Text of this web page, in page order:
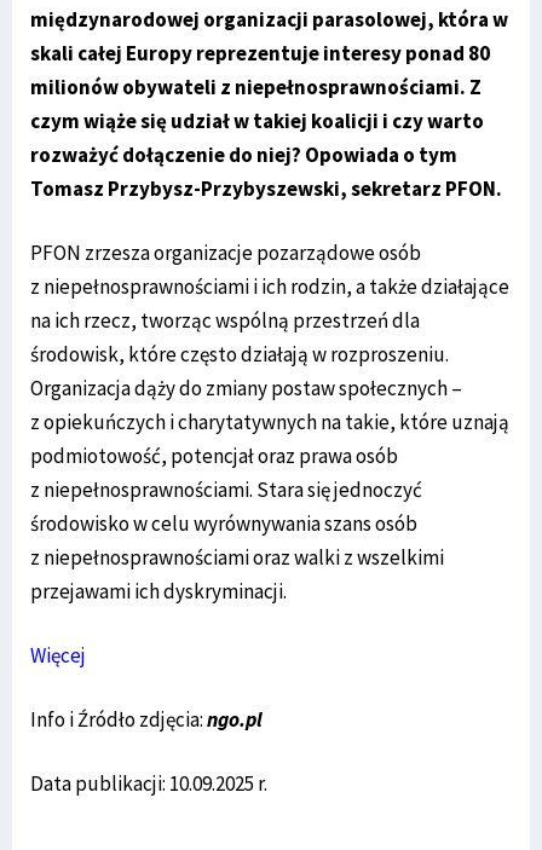
międzynarodowej organizacji parasolowej, która w
skali całej Europy reprezentuje interesy ponad 80
milionów obywateli z niepełnosprawnościami. Z
czym wiąże się udział w takiej koalicji i czy warto
rozważyć dołączenie do niej? Opowiada o tym
Tomasz Przybysz-Przybyszewski, sekretarz PFON.
PFON zrzesza organizacje pozarządowe osób
z niepełnosprawnościami i ich rodzin, a także działające
na ich rzecz, tworząc wspólną przestrzeń dla
środowisk, które często działają w rozproszeniu.
Organizacja dąży do zmiany postaw społecznych –
z opiekuńczych i charytatywnych na takie, które uznają
podmiotowość, potencjał oraz prawa osób
z niepełnosprawnościami. Stara się jednoczyć
środowisko w celu wyrównywania szans osób
z niepełnosprawnościami oraz walki z wszelkimi
przejawami ich dyskryminacji.
Więcej
Info i Źródło zdjęcia:ngo.pl
Data publikacji: 10.09.2025 r.